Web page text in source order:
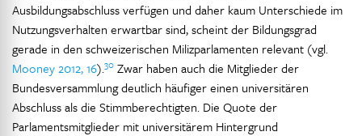
Ausbildungsabschluss verfügen und daher kaum Unterschiede im
Nutzungsverhalten erwartbar sind, scheint der Bildungsgrad
gerade in den schweizerischen Milizparlamenten relevant (vgl.
Mooney 2012, 16).30 Zwar haben auch die Mitglieder der
Bundesversammlung deutlich häufiger einen universitären
Abschluss als die Stimmberechtigten. Die Quote der
Parlamentsmitglieder mit universitärem Hintergrund